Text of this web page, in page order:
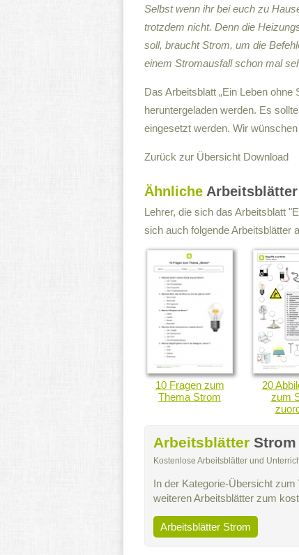
Selbst wenn ihr bei euch zu
trotzdem nicht. Denn die
soll, braucht Strom, um die
einem Stromausfall schon mal
Das Arbeitsblatt „Ein Leben
heruntergeladen werden. Es
eingesetzt werden. Wir
Zurück zur Übersicht Download
Ähnliche Arbeitsblätter
Lehrer, die sich das Arbeitsblatt
sich auch folgende Arbeitsblätter
10 Fragen zum
Thema Strom
20
zum
Arbeitsblätter Strom
Kostenlose Arbeitsblätter und
In der Kategorie-Übersicht zum
weiteren Arbeitsblätter zum
Arbeitsblätter Strom